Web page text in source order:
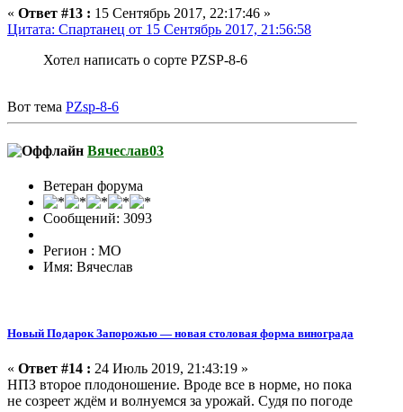
« Ответ #13 : 15 Сентябрь 2017, 22:17:46 »
Цитата: Спартанец от 15 Сентябрь 2017, 21:56:58
Хотел написать о сорте PZSP-8-6
Вот тема PZsp-8-6
Вячеслав03
Ветеран форума
Сообщений: 3093
Регион : МО
Имя: Вячеслав
Новый Подарок Запорожью — новая столовая форма винограда
« Ответ #14 : 24 Июль 2019, 21:43:19 »
НПЗ второе плодоношение. Вроде все в норме, но пока
не созреет ждём и волнуемся за урожай. Судя по погоде